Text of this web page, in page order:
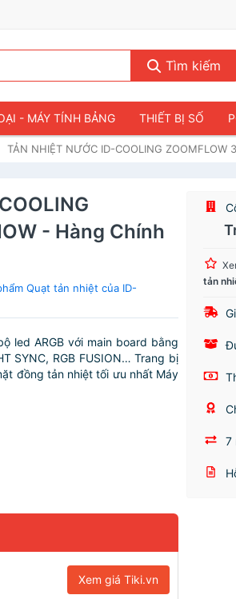
Tìm kiếm
- MÁY TÍNH BẢNG THIẾT BỊ SỐ
TẢN NHIỆT NƯỚC ID-COOLING
- Hàng Chính
Quạt tản nhiệt của ID-
led ARGB với main board bằng
SYNC, RGB FUSION… Trang bị
đồng tản nhiệt tối ưu nhất Máy
Xem giá Tiki.vn
tản
7